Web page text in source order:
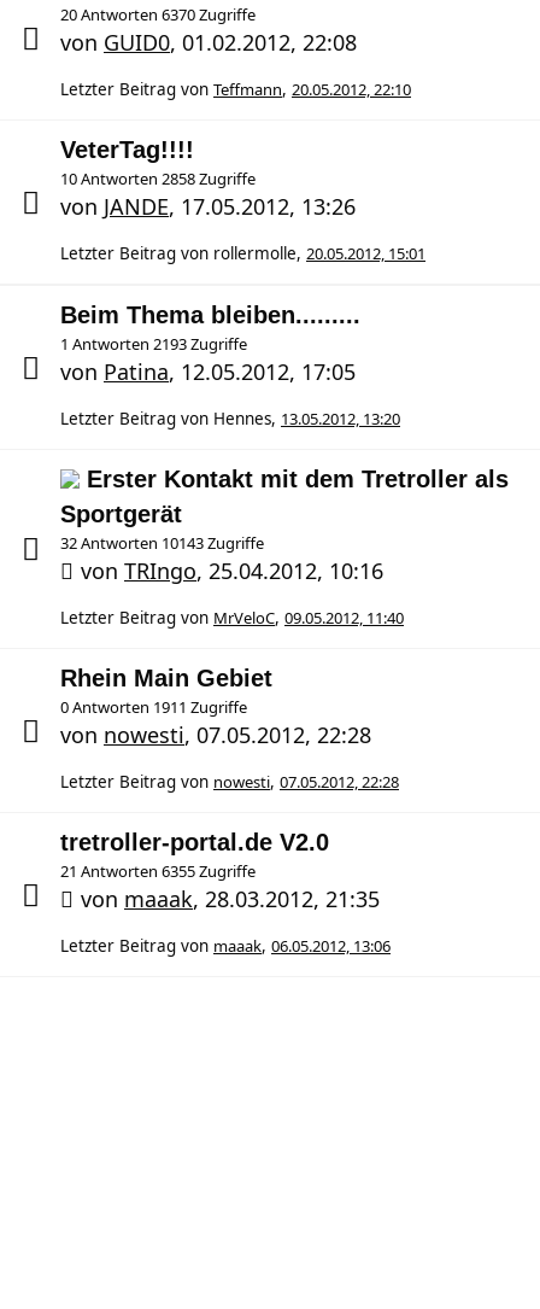
20 Antworten 6370 Zugriffe
von GUID0, 01.02.2012, 22:08
Letzter Beitrag von Teffmann, 20.05.2012, 22:10
VeterTag!!!!
10 Antworten 2858 Zugriffe
von JANDE, 17.05.2012, 13:26
Letzter Beitrag von rollermolle, 20.05.2012, 15:01
Beim Thema bleiben.........
1 Antworten 2193 Zugriffe
von Patina, 12.05.2012, 17:05
Letzter Beitrag von Hennes, 13.05.2012, 13:20
Erster Kontakt mit dem Tretroller als
Sportgerät
32 Antworten 10143 Zugriffe
von TRIngo, 25.04.2012, 10:16
Letzter Beitrag von MrVeloC, 09.05.2012, 11:40
Rhein Main Gebiet
0 Antworten 1911 Zugriffe
von nowesti, 07.05.2012, 22:28
Letzter Beitrag von nowesti, 07.05.2012, 22:28
tretroller-portal.de V2.0
21 Antworten 6355 Zugriffe
von maaak, 28.03.2012, 21:35
Letzter Beitrag von maaak, 06.05.2012, 13:06